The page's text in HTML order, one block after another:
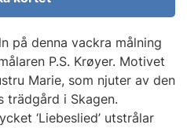
på denna vackra målning
P.S. Krøyer. Motivet
Marie, som njuter av den
trädgård i Skagen.
‘Liebeslied’ utstrålar